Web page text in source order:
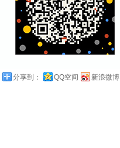
分享到： QQ空间 新浪微博